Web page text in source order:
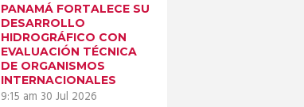
PANAMÁ FORTALECE SU
DESARROLLO
HIDROGRÁFICO CON
EVALUACIÓN TÉCNICA
DE ORGANISMOS
INTERNACIONALES
9:15 am 30 Jul 2026